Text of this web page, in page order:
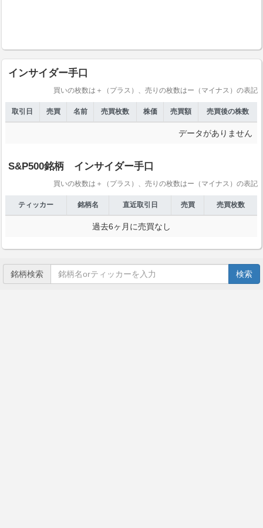
インサイダー手口
買いの枚数は＋（プラス）、売りの枚数はー（マイナス）の表記
取引日 売買 名前 売買枚数 株価 売買額 売買後の株数
データがありません
S&P500銘柄 インサイダー手口
買いの枚数は＋（プラス）、売りの枚数はー（マイナス）の表記
ティッカー 銘柄名 直近取引日 売買 売買枚数
過去6ヶ月に売買なし
銘柄検索 検索